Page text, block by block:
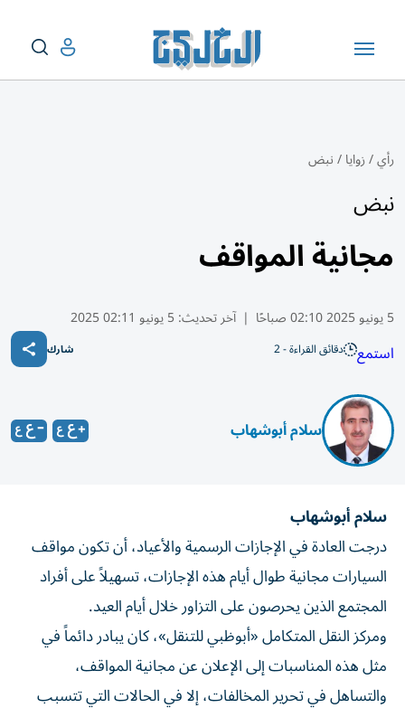
رأي/زوايا/نبض
نبض
مجانية المواقف
5 يونيو 2025 02:10 صباحًا | آخر تحديث:5 يونيو 02:11 2025
استمع دقائق القراءة - 2 شارك
سلام أبوشهاب
سلام أبوشهاب
درجت العادة في الإجازات الرسمية والأعياد، أن تكون مواقف
السيارات مجانية طوال أيام هذه الإجازات، تسهيلاً على أفراد
المجتمع الذين يحرصون على التزاور خلال أيام العيد.
ومركز النقل المتكامل «أبوظبي للتنقل»، كان يبادر دائماً في
مثل هذه المناسبات إلى الإعلان عن مجانية المواقف،
والتساهل في تحرير المخالفات، إلا في الحالات التي تتسبب